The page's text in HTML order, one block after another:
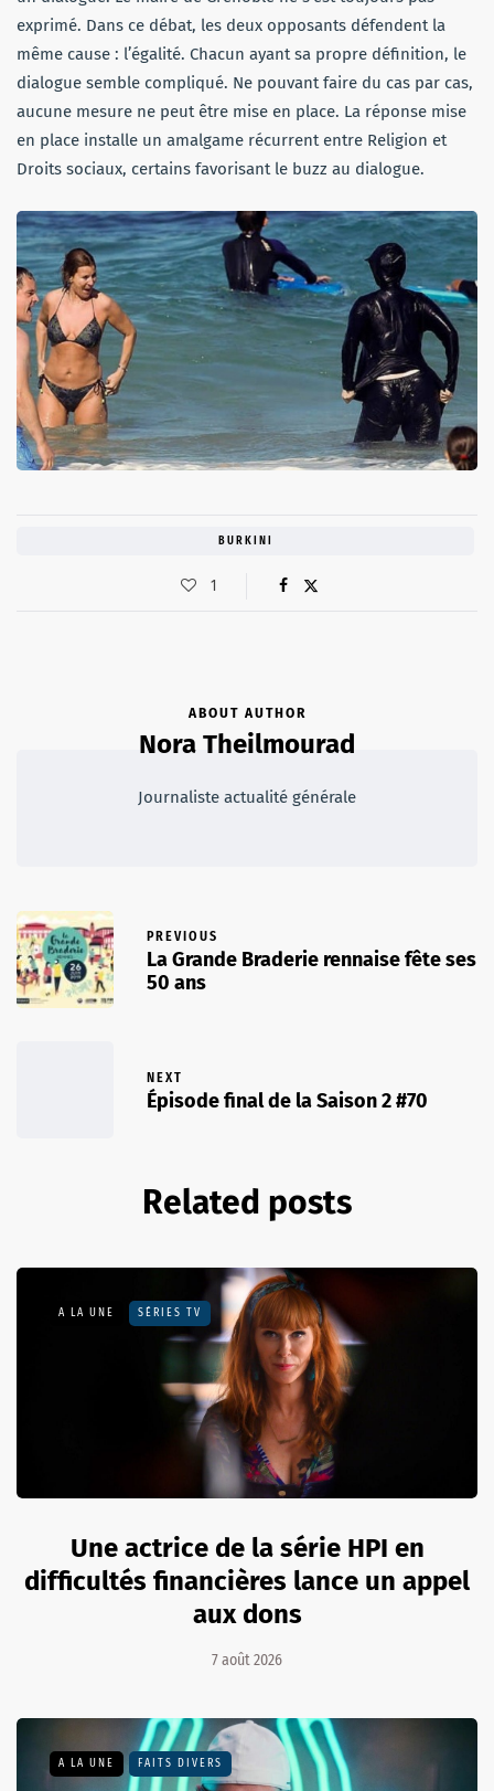
exprimé. Dans ce débat, les deux opposants défendent la
même cause : l’égalité. Chacun ayant sa propre définition, le
dialogue semble compliqué. Ne pouvant faire du cas par cas,
aucune mesure ne peut être mise en place. La réponse mise
en place installe un amalgame récurrent entre Religion et
Droits sociaux, certains favorisant le buzz au dialogue.
BURKINI
1
ABOUT AUTHOR
Nora Theilmourad
Journaliste actualité générale
PREVIOUS
La Grande Braderie rennaise fête ses
50 ans
NEXT
Épisode final de la Saison 2 #70
Related posts
A LA UNE SÉRIES TV
Une actrice de la série HPI en
difficultés financières lance un appel
aux dons
7 août 2026
A LA UNE FAITS DIVERS